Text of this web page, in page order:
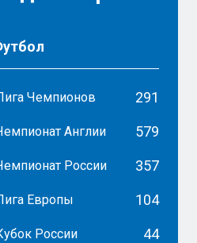
Чемпионов 291
Англии 579
России 357
Европы 104
России 44